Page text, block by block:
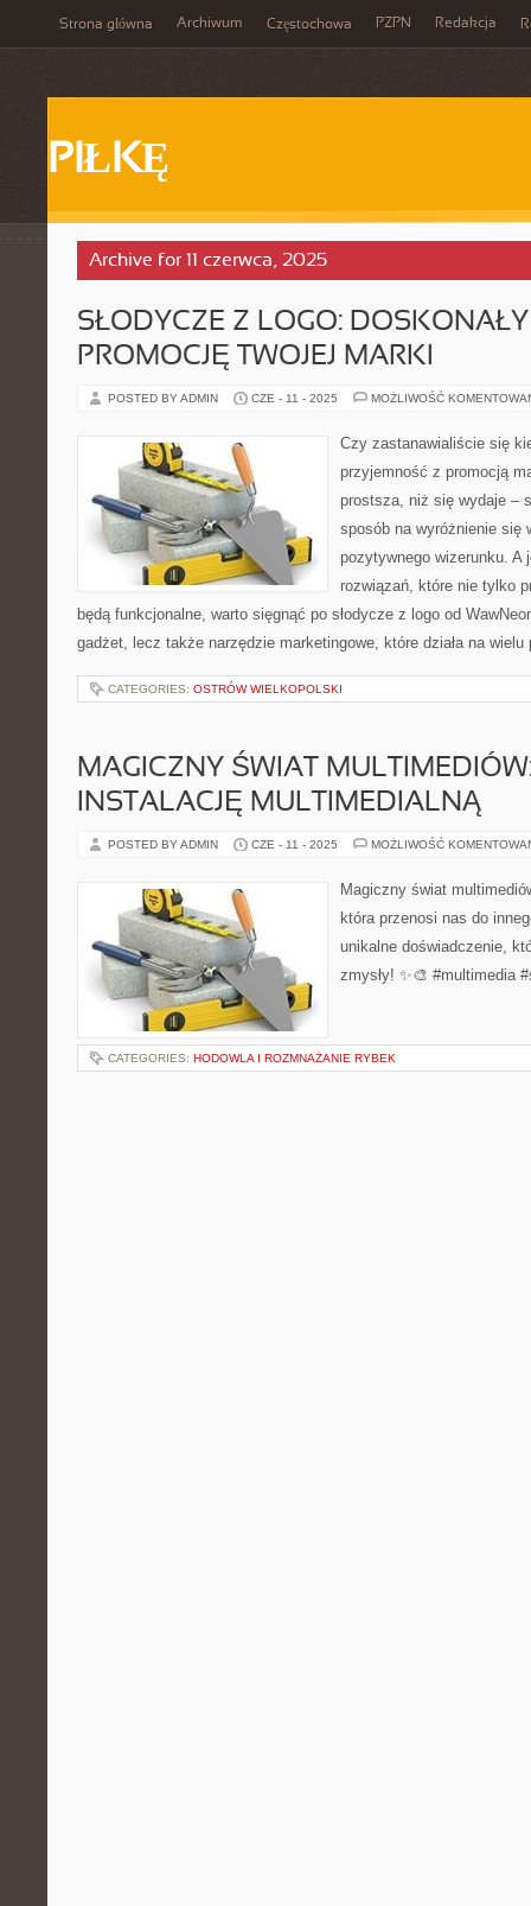
Strona główna Archiwum Częstochowa PZPN Redakcja
PIŁKĘ
Archive for 11 czerwca, 2025
SŁODYCZE Z LOGO:
PROMOCJĘ TWOJEJ MARKI
POSTED BY ADMIN CZE - 11 - 2025 MOŻLIWOŚĆ
Czy zastanawialiście się
przyjemność z promocją
prostsza, niż się wydaje –
sposób na wyróżnienie się
pozytywnego wizerunku.
rozwiązań, które nie tylko
będą funkcjonalne, warto sięgnąć po słodycze z logo od
gadżet, lecz także narzędzie marketingowe, które działa na
CATEGORIES: OSTRÓW WIELKOPOLSKI
MAGICZNY ŚWIAT
INSTALACJĘ MULTIMEDIALNĄ
POSTED BY ADMIN CZE - 11 - 2025 MOŻLIWOŚĆ
Magiczny świat
która przenosi nas do
unikalne doświadczenie,
zmysły! ✨🎨 #multimedia
CATEGORIES: HODOWLA I ROZMNAŻANIE RYBEK